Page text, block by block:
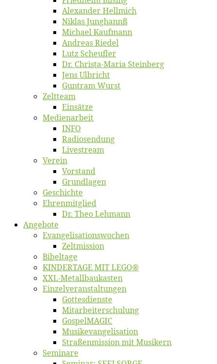
Alex­an­der Hellmich
Ni­klas Junghannß
Mi­cha­el Kaufmann
An­dre­as Riedel
Lutz Scheuf­ler
Dr. Chris­­ta-Ma­ria Steinberg
Jens Ulb­richt
Gun­tram Wurst
Zelt­team
Ein­sät­ze
Me­di­en­ar­beit
INFO
Ra­dio­sen­dung
Live­stream
Ver­ein
Vor­stand
Grund­la­gen
Ge­schich­te
Eh­ren­mit­glied
Dr. Theo Lehmann
An­ge­bo­te
Evangelisa­tions­wo­chen
Zelt­mis­si­on
Bi­bel­ta­ge
KINDERTAGE MIT LEGO®
XXL-Me­­tal­l­­bau­­kas­­ten
Einzelver­an­stal­tungen
Got­tes­diens­te
Mitarbeiter­schulung
Gos­pel­MA­GIC
Musikevan­ge­li­sa­tion
Straßenmis­sion mit Musikern
Se­mi­na­re